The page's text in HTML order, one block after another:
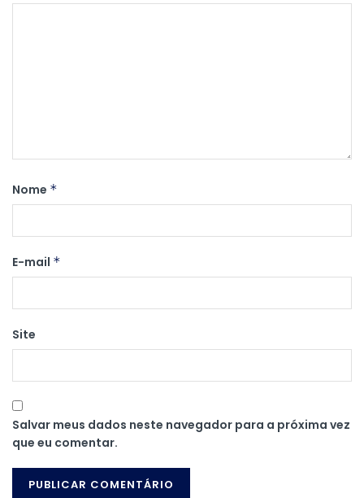
Nome *
E-mail *
Site
Salvar meus dados neste navegador para a próxima vez
que eu comentar.